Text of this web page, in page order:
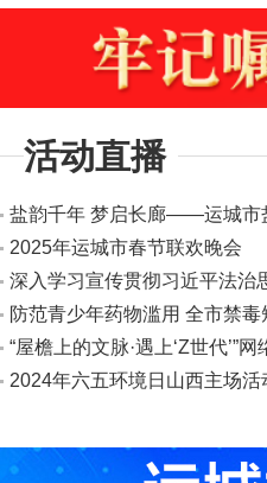
活动直播
盐韵千年 梦启长廊——运城市
商引资推介会
2025年运城市春节联欢晚会
深入学习宣传贯彻习近平法治
化运城篇章贡献法治力量 习近
知识竞赛
防范青少年药物滥用 全市禁
“屋檐上的文脉·遇上‘Z世代’”
2024年六五环境日山西主场活